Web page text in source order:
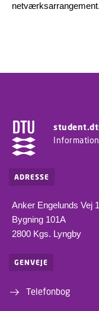
ADRESSE
Anker Engelunds Vej 1
Bygning 101A
2800 Kgs. Lyngby
GENVEJE
Telefonbog